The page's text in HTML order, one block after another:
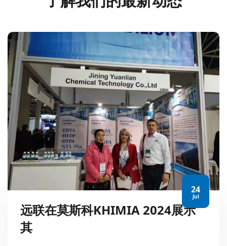
24
Jul
远联在莫斯科KHIMIA 2024展示
其